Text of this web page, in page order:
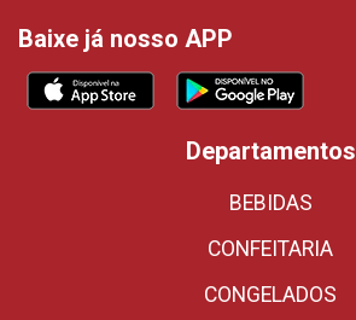
Baixe já nosso APP
Departamentos
BEBIDAS
CONFEITARIA
CONGELADOS